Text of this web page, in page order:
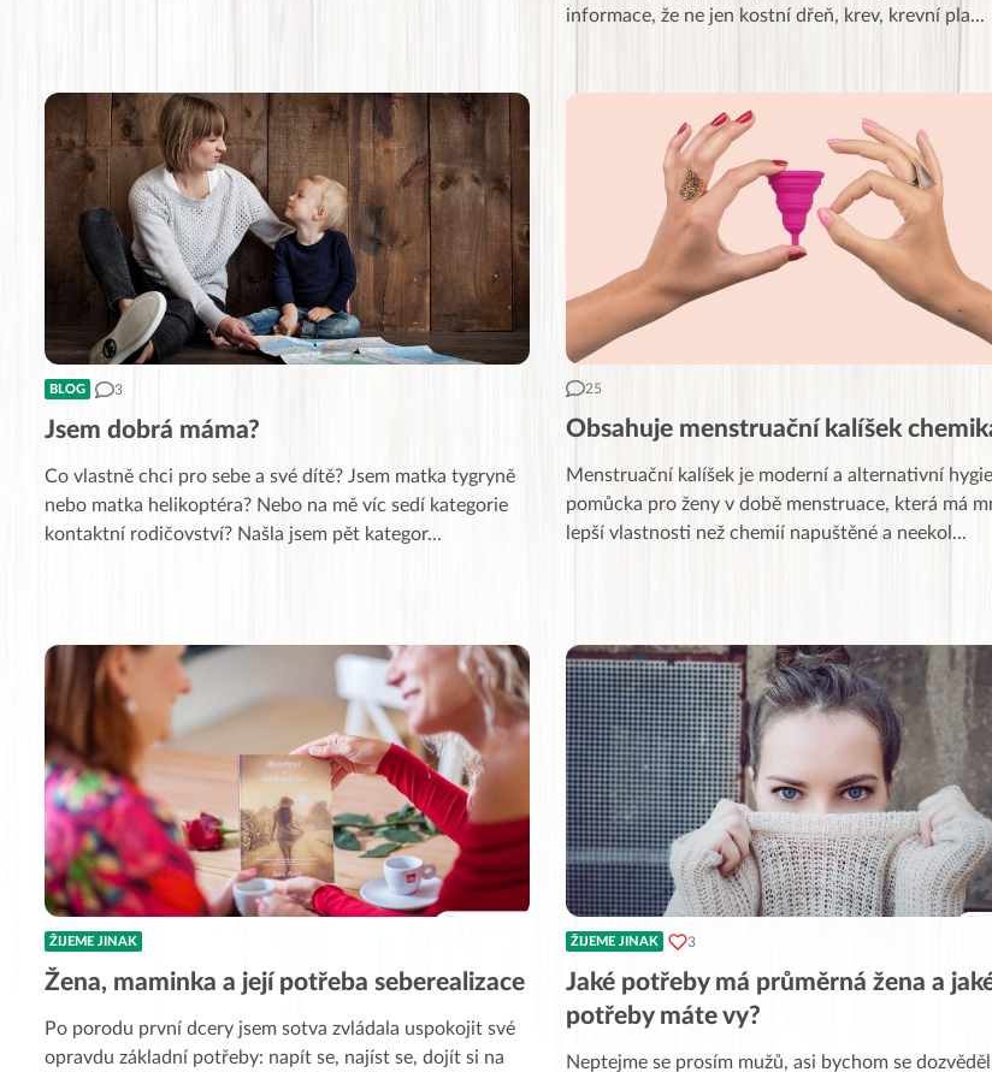
informace, že ne jen kostní dřeň, krev, krevní pla...
BLOG 3
Jsem dobrá máma?
Co vlastně chci pro sebe a své dítě? Jsem matka tygryně
nebo matka helikoptéra? Nebo na mě víc sedí kategorie
kontaktní rodičovství? Našla jsem pět kategor...
25
Obsahuje menstruační kalíšek
Menstruační kalíšek je moderní a alternativní
pomůcka pro ženy v době menstruace, která má
lepší vlastnosti než chemií napuštěné a neekol ...
ŽIJEME JINAK
Žena, maminka a její potřeba seberealizace
Po porodu první dcery jsem sotva zvládala uspokojit své
opravdu základní potřeby: napít se, najíst se, dojít si na
ŽIJEME JINAK 3
Jaké potřeby má průměrná žena a
potřeby máte vy?
Neptejme se prosím mužů, asi bychom se